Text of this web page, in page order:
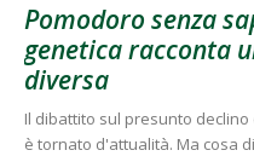
Pomodoro senza
genetica racconta
diversa
Il dibattito sul presunto
è tornato d'attualità. Ma cosa